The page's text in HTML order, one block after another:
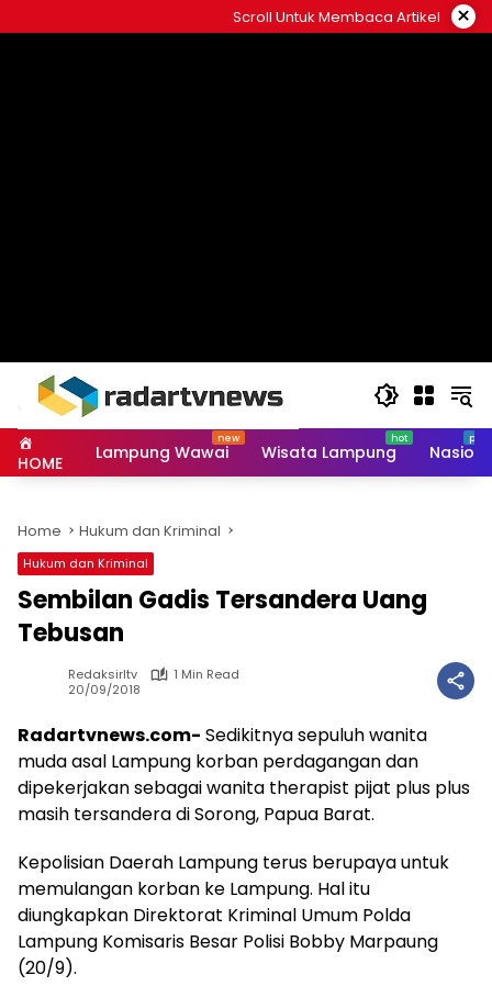
to
Scroll Untuk Membaca Artikel ×
HOME Lampung Wawai Wisata Lampung
Home Hukum dan Kriminal
Hukum dan Kriminal
Sembilan Gadis Tersandera Uang
Tebusan
Redaksirltv
1 Min Read
20/09/2018
Radartvnews.com- Sedikitnya sepuluh wanita
muda asal Lampung korban perdagangan dan
dipekerjakan sebagai wanita therapist pijat plus plus
masih tersandera di Sorong, Papua Barat.
Kepolisian Daerah Lampung terus berupaya untuk
memulangan korban ke Lampung. Hal itu
diungkapkan Direktorat Kriminal Umum Polda
Lampung Komisaris Besar Polisi Bobby Marpaung
(20/9).